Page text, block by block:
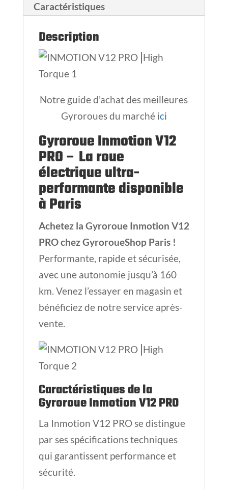
Caractéristiques
Description
Notre guide d’achat des meilleures
Gyroroues du marché ici
Gyroroue Inmotion V12
PRO – La roue
électrique ultra-
performante disponible
à Paris
Achetez la Gyroroue Inmotion V12
PRO chez GyroroueShop Paris !
Performante, rapide et sécurisée,
avec une autonomie jusqu’à 160
km. Venez l’essayer en magasin et
bénéficiez de notre service après-
vente.
Caractéristiques de la
Gyroroue Inmotion V12 PRO
La Inmotion V12 PRO se distingue
par ses spécifications techniques
qui garantissent performance et
sécurité.